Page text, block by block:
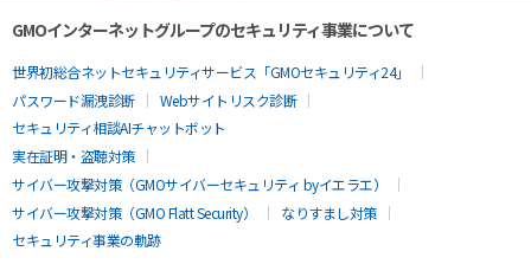
GMOインターネットグループのセキュリティ事業について
世界初総合ネットセキュリティサービス「GMOセキュリティ24」
パスワード漏洩診断
Webサイトリスク診断
セキュリティ相談AIチャットボット
実在証明・盗聴対策
サイバー攻撃対策（GMOサイバーセキュリティ byイエラエ）
サイバー攻撃対策（GMO Flatt Security）
なりすまし対策
セキュリティ事業の軌跡